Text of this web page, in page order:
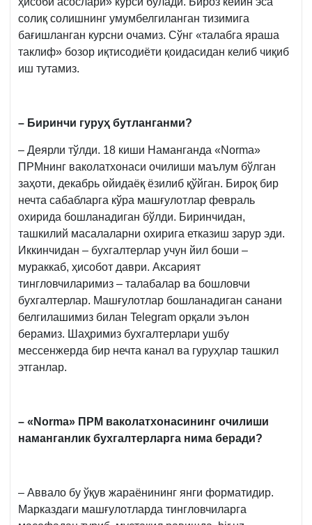
солиқ солишнинг умумбелгиланган тизимига
бағишланган курсни очамиз. Сўнг «талабга яраша
таклиф» бозор иқтисодиёти қоидасидан келиб чиқиб
иш тутамиз.
– Биринчи гуруҳ бутланганми?
– Деярли тўлди. 18 киши Наманганда «Norma»
ПРМнинг ваколатхонаси очилиши маълум бўлган
заҳоти, декабрь ойидаёқ ёзилиб қўйган. Бироқ бир
нечта сабабларга кўра машғулотлар февраль
охирида бошланадиган бўлди. Биринчидан,
ташкилий масалаларни охирига етказиш зарур эди.
Иккинчидан – бухгалтерлар учун йил боши –
мураккаб, ҳисобот даври. Аксарият
тингловчиларимиз – талабалар ва бошловчи
бухгалтерлар. Машғулотлар бошланадиган санани
белгилашимиз билан Telegram орқали эълон
берамиз. Шаҳримиз бухгалтерлари ушбу
мессенжерда бир нечта канал ва гуруҳлар ташкил
этганлар.
– «Norma» ПРМ ваколатхонасининг очилиши
наманганлик бухгалтерларга нима беради?
– Аввало бу ўқув жараёнининг янги форматидир.
Марказдаги машғулотларда тингловчиларга